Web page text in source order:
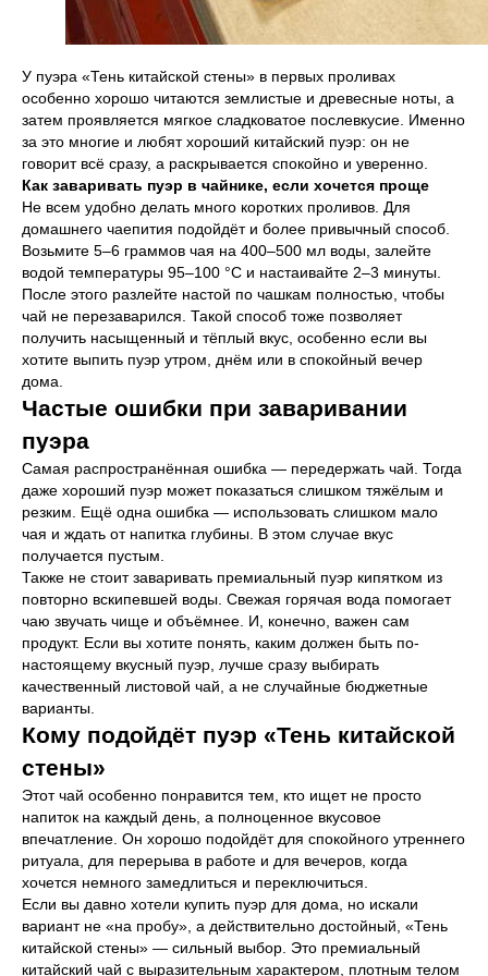
У пуэра «Тень китайской стены» в первых проливах
особенно хорошо читаются землистые и древесные ноты, а
затем проявляется мягкое сладковатое послевкусие. Именно
за это многие и любят хороший китайский пуэр: он не
говорит всё сразу, а раскрывается спокойно и уверенно.
Как заваривать пуэр в чайнике, если хочется проще
Не всем удобно делать много коротких проливов. Для
домашнего чаепития подойдёт и более привычный способ.
Возьмите 5–6 граммов чая на 400–500 мл воды, залейте
водой температуры 95–100 °C и настаивайте 2–3 минуты.
После этого разлейте настой по чашкам полностью, чтобы
чай не перезаварился. Такой способ тоже позволяет
получить насыщенный и тёплый вкус, особенно если вы
хотите выпить пуэр утром, днём или в спокойный вечер
дома.
Частые ошибки при заваривании
пуэра
Самая распространённая ошибка — передержать чай. Тогда
даже хороший пуэр может показаться слишком тяжёлым и
резким. Ещё одна ошибка — использовать слишком мало
чая и ждать от напитка глубины. В этом случае вкус
получается пустым.
Также не стоит заваривать премиальный пуэр кипятком из
повторно вскипевшей воды. Свежая горячая вода помогает
чаю звучать чище и объёмнее. И, конечно, важен сам
продукт. Если вы хотите понять, каким должен быть по-
настоящему вкусный пуэр, лучше сразу выбирать
качественный листовой чай, а не случайные бюджетные
варианты.
Кому подойдёт пуэр «Тень китайской
стены»
Этот чай особенно понравится тем, кто ищет не просто
напиток на каждый день, а полноценное вкусовое
впечатление. Он хорошо подойдёт для спокойного утреннего
ритуала, для перерыва в работе и для вечеров, когда
хочется немного замедлиться и переключиться.
Если вы давно хотели купить пуэр для дома, но искали
вариант не «на пробу», а действительно достойный, «Тень
китайской стены» — сильный выбор. Это премиальный
китайский чай с выразительным характером, плотным телом
Разработка сайта
© 2026 «КофеГлобал»
Политика конфиденциальности
КАРТА САЙТА:
Оферта
КОНТАКТЫ:
Кофе под СТМ
Для бизнеса
О компании
Адреса и реквизиты
Для консультации
E-mail
Telegram
WhatsApp
+7 (937) 737 36 35
M studio
Химия
Интернет-магазин
свежего кофе и чая
ПЕРЕЙТИ В КАТАЛОГ
Кофе Глобал — локальные обжарщики из Волгограда
Наши преимущества — свежеобжаренный кофе,
интересные сорта и быстрая доставка — не храним
запасы, а жарим под заказ.
Оптовый заказ
Отзывы
Сервис
+7 (927) 250 11 59